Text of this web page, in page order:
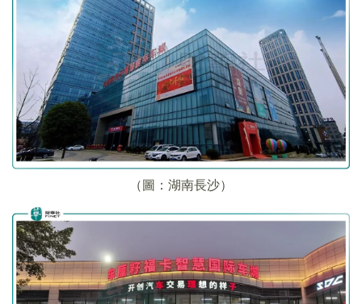
（圖：湖南長沙）